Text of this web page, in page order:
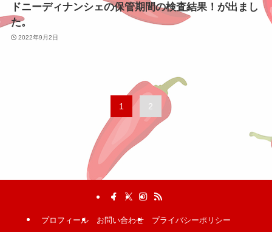
ドニーディナンシェの保管期間の検査結果！が出まし
た。
2022年9月2日
1 2
プロフィール お問い合わせ プライバシーポリシー